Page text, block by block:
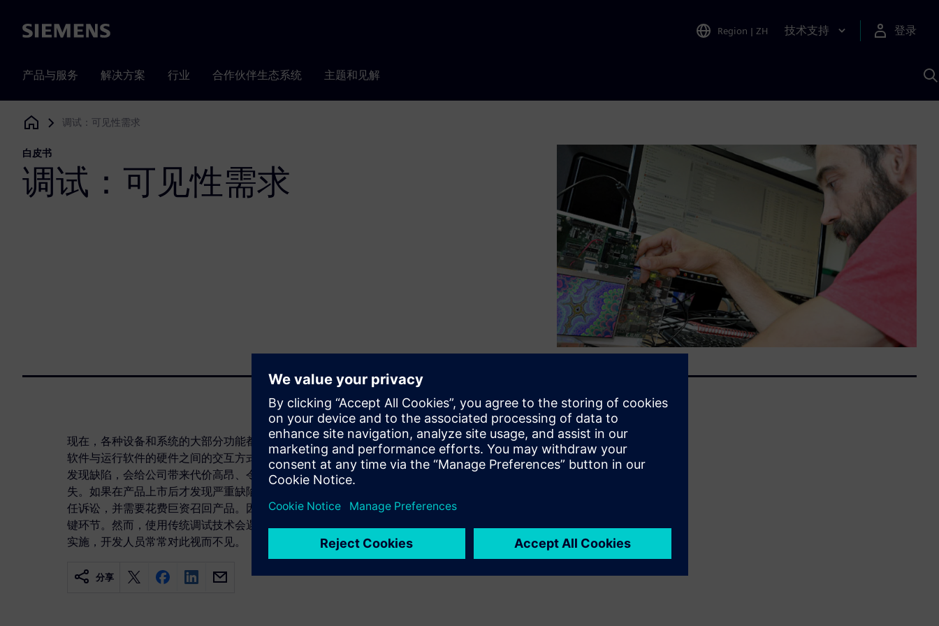
Siemens Region | ZH 技术支持 登录
产品与服务 解决方案 行业 合作伙伴生态系统 主题和见解
Siemens Digital Industries Software
调试：可见性需求
白皮书
调试：可见性需求
现在，各种设备和系统的大部分功能都是由软件提供的。因此，软件质量，以及
软件与运行软件的硬件之间的交互方式现在至关重要。在产品上市期限临近时才
发现缺陷，会给公司带来代价高昂、令人尴尬的延迟，造成数百万美元的收入损
失。如果在产品上市后才发现严重缺陷，后果可能会更糟，公司可能面临产品责
任诉讼，并需要花费巨资召回产品。因此，调试是任何嵌入式系统成功开发的关
键环节。然而，使用传统调试技术会遇到一些固有的困难，导致调试得不到有效
实施，开发人员常常对此视而不见。
分享